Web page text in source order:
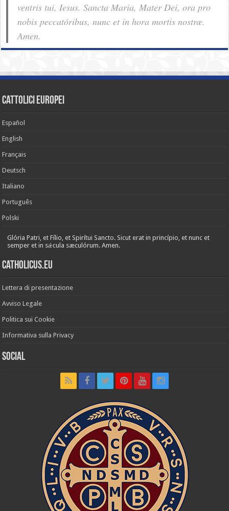
ventris tui, Iesus. Sancta Maria, Mater Dei, ora pro
nobis pec­ca­tóribus, nunc et in hora mortis nostræ.
Amen.
cattolici europei
Español
English
Français
Deutsch
Italiano
Português
Polski
Glória Patri, et Fílio, et Spirítui Sancto. Sicut erat in princípio, et nunc et
semper et in sǽcula sæculórum. Amen.
Catholicus.eu
Lettera di presentazione
Avviso Legale
Politica sui Cookie
Informativa sulla Privacy
Social